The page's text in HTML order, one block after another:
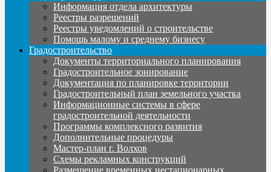
Информация отдела архитектуры
Реестры разрешений
Реестры уведомлений о строительстве
Помощь малому и среднему бизнесу
Градостроительство
Документы территориального планирования
Градостроительное зонирование
Документация по планировке территории
Градостроительный план земельного участка
Информационные системы в сфере
градостроительной деятельности
Программы комплексного развития
Дополнительные процедуры
Мастер-план г. Волхов
Схемы рекламных конструкций
Размещение временных нестационарных